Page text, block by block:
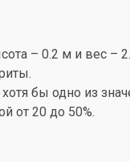
– 0.2 м и вес –
хотя бы одно из
от 20 до 50%.